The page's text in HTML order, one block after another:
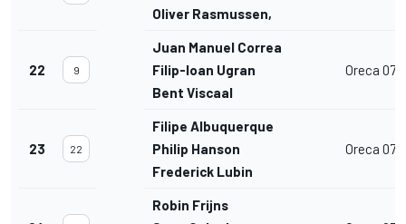
Oliver Rasmussen,
22 9
Juan Manuel Correa
Filip-Ioan Ugran
Bent Viscaal
Oreca 07
23 22
Filipe Albuquerque
Philip Hanson
Frederick Lubin
Oreca 07
Robin Frijns